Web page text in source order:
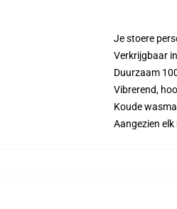
Je stoere
Verkrijgbaar
Duurzaam
Vibrerend,
Koude
Aangezien